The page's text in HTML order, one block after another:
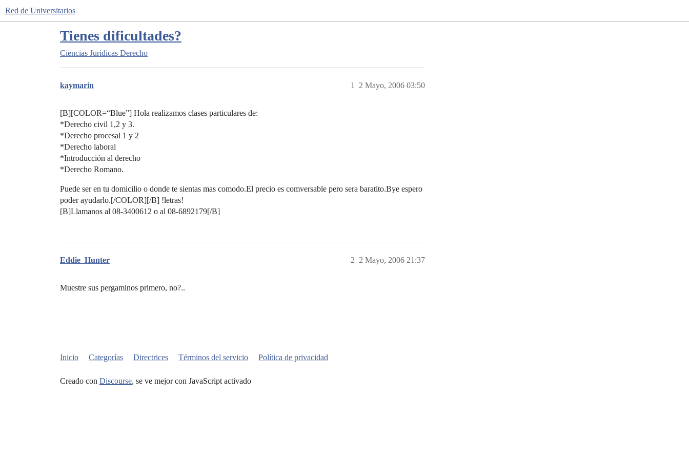
Red de Universitarios
Tienes dificultades?
Ciencias Jurídicas Derecho
kaymarin 2 Mayo, 2006 03:50
1
[B][COLOR=“Blue”] Hola realizamos clases particulares de:
*Derecho civil 1,2 y 3.
*Derecho procesal 1 y 2
*Derecho laboral
*Introducción al derecho
*Derecho Romano.
Puede ser en tu domicilio o donde te sientas mas comodo.El precio es comversable pero sera baratito.Bye espero
poder ayudarlo.[/COLOR][/B] !letras!
[B]Llamanos al 08-3400612 o al 08-6892179[/B]
Eddie_Hunter 2 Mayo, 2006 21:37
2
Muestre sus pergaminos primero, no?..
Inicio Categorías Directrices Términos del servicio Política de privacidad
Creado con Discourse, se ve mejor con JavaScript activado